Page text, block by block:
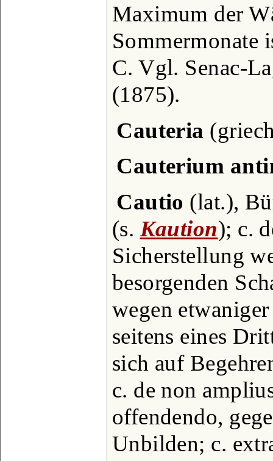
Maximum der
Sommermonate
C. Vgl. Senac-
(1875).
Cauteria
Cauterium
Cautio (lat.),
(s.Kaution); c.
Sicherstellung
besorgenden
wegen
seitens eines
sich auf
c. de non
offendendo,
Unbilden; c.